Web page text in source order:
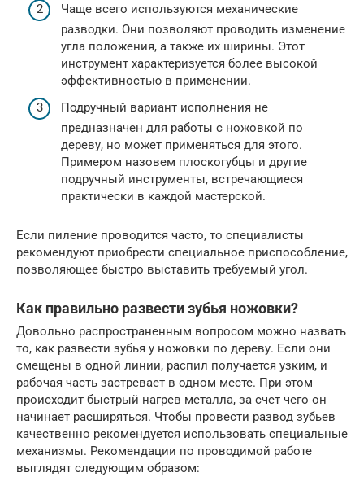
Чаще всего используются механические
разводки. Они позволяют проводить изменение
угла положения, а также их ширины. Этот
инструмент характеризуется более высокой
эффективностью в применении.
Подручный вариант исполнения не
предназначен для работы с ножовкой по
дереву, но может применяться для этого.
Примером назовем плоскогубцы и другие
подручный инструменты, встречающиеся
практически в каждой мастерской.
Если пиление проводится часто, то специалисты
рекомендуют приобрести специальное приспособление,
позволяющее быстро выставить требуемый угол.
Как правильно развести зубья ножовки?
Довольно распространенным вопросом можно назвать
то, как развести зубья у ножовки по дереву. Если они
смещены в одной линии, распил получается узким, и
рабочая часть застревает в одном месте. При этом
происходит быстрый нагрев металла, за счет чего он
начинает расширяться. Чтобы провести развод зубьев
качественно рекомендуется использовать специальные
механизмы. Рекомендации по проводимой работе
выглядят следующим образом: